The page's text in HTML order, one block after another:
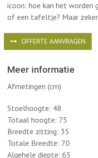
icoon: hoe kan het worden
of een tafeltje? Maar
OFFERTE AANVRAGEN
Meer informatie
Afmetingen (cm)
Stoelhoogte: 48
Totaal hoogte: 75
Breedte zitting: 35
Totale Breedte: 70
Algehele diepte: 65